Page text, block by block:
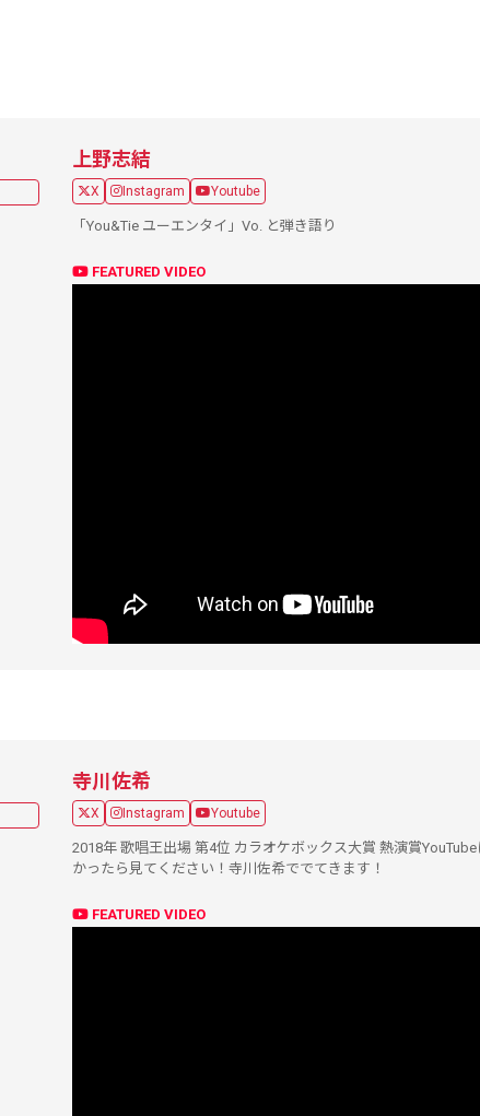
上野志結
X Instagram Youtube
「You&Tie ユーエンタイ」Vo. と弾き語り
FEATURED VIDEO
寺川佐希
X Instagram Youtube
2018年 歌唱王出場 第4位 カラオケボックス大賞 熱演賞
かったら見てください！寺川佐希ででてきます！
FEATURED VIDEO